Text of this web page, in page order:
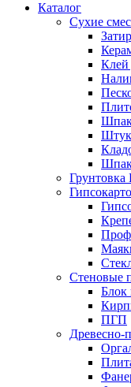
Каталог
Сухие
Клей
Грунтовка
Стеновые
Блок
ПГП
Древесно-